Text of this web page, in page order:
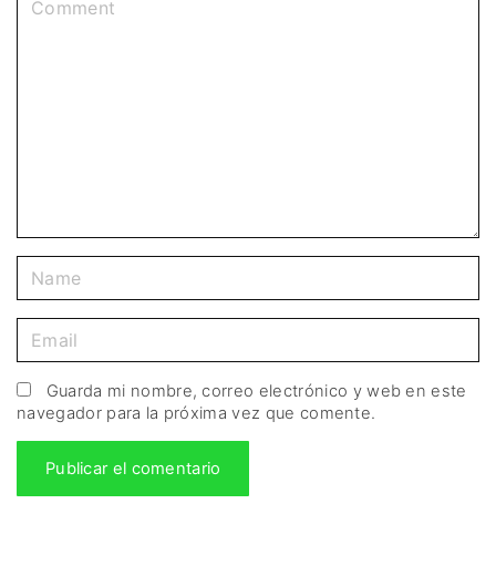
Guarda mi nombre, correo electrónico y web en este
navegador para la próxima vez que comente.